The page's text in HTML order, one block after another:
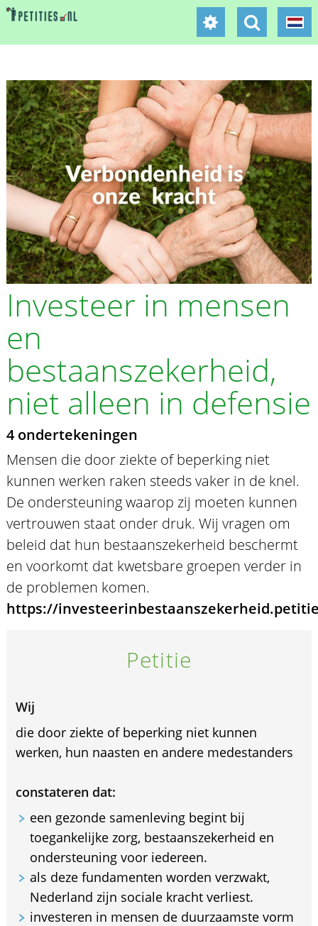
Investeer in mensen
en
bestaanszekerheid,
niet alleen in defensie
4 ondertekeningen
Mensen die door ziekte of beperking niet
kunnen werken raken steeds vaker in de knel.
De ondersteuning waarop zij moeten kunnen
vertrouwen staat onder druk. Wij vragen om
beleid dat hun bestaanszekerheid beschermt
en voorkomt dat kwetsbare groepen verder in
de problemen komen.
https://
Petitie
Wij
die door ziekte of beperking niet kunnen
werken, hun naasten en andere medestanders
constateren dat:
een gezonde samenleving begint bij
toegankelijke zorg, bestaanszekerheid en
ondersteuning voor iedereen.
als deze fundamenten worden verzwakt,
Nederland zijn sociale kracht verliest.
investeren in mensen de duurzaamste vorm